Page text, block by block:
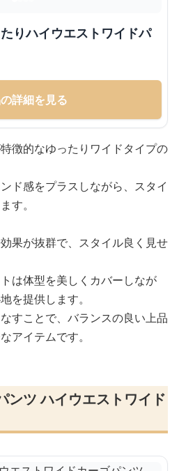
りハイウエストワイドパ
詳細を見る
徴的なゆったりワイドタイプの
ド感をプラスしながら、スタイ
す。
果が抜群で、スタイル良く見せ
は体型を美しくカバーしなが
を提供します。
すことで、バランスの良い上品
アイテムです。
ンツ ハイウエストワイド